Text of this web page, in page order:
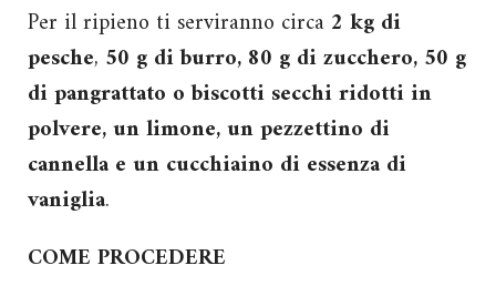
Per il ripieno ti serviranno circa 2 kg di
pesche, 50 g di burro, 80 g di zucchero, 50 g
di pangrattato o biscotti secchi ridotti in
polvere, un limone, un pezzettino di
cannella e un cucchiaino di essenza di
vaniglia.
COME PROCEDERE